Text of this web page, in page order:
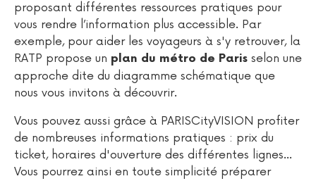
proposant différentes ressources pratiques pour
vous rendre l’information plus accessible. Par
exemple, pour aider les voyageurs à s'y retrouver, la
RATP propose un plan du métro de Paris selon une
approche dite du diagramme schématique que
nous vous invitons à découvrir.
Vous pouvez aussi grâce à PARISCityVISION profiter
de nombreuses informations pratiques : prix du
ticket, horaires d'ouverture des différentes lignes...
Vous pourrez ainsi en toute simplicité préparer